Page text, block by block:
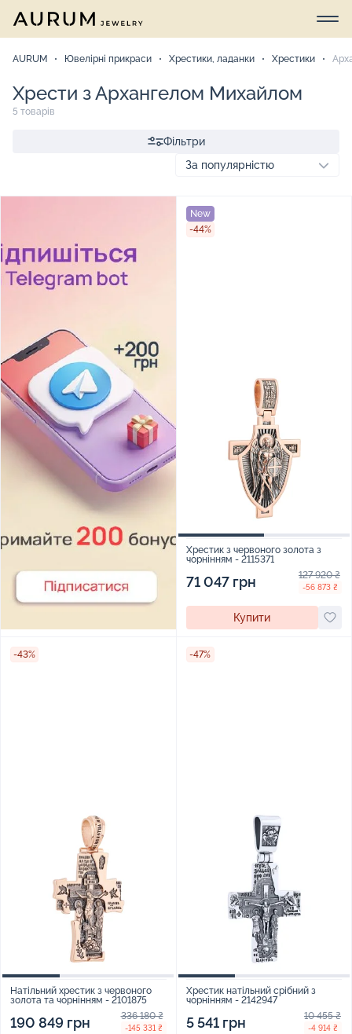
AURUM Ювелірні прикраси Хрестики, ладанки Хрестики
Хрести з Архангелом Михайлом
5 товарів
Фільтри
New
-44%
Хрестик з червоного золота з
чорнінням - 2115371
71 047 грн 127 920 ₴
-56 873 ₴
Купити
-43%
Натільний хрестик з червоного
золота та чорнінням - 2101875
190 849 грн 336 180 ₴
-145 331 ₴
-47%
Хрестик натільний срібний з
чорнінням - 2142947
5 541 грн 10 455 ₴
-4 914 ₴